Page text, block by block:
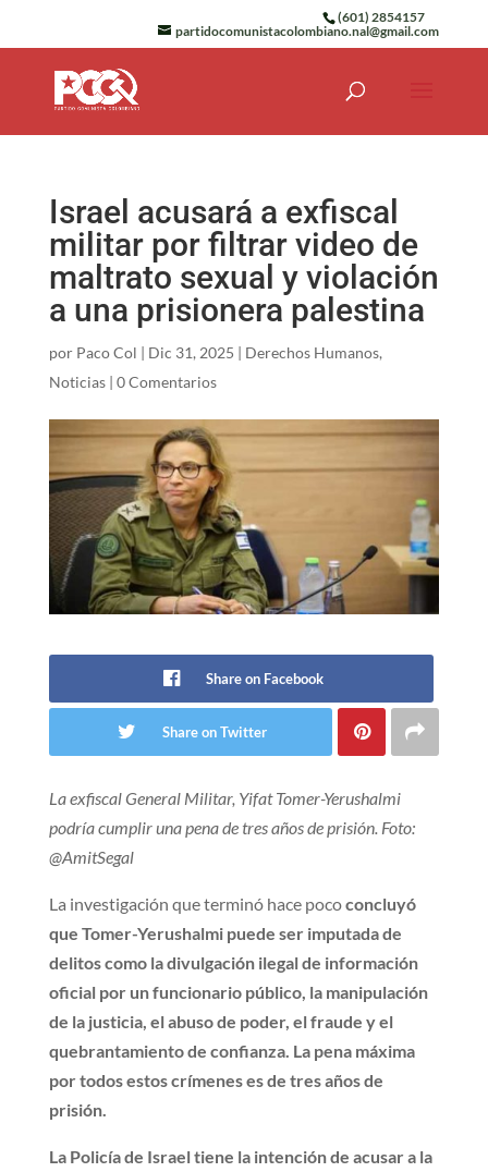
(601) 2854157
partidocomunistacolombiano.nal@gmail.com
Israel acusará a exfiscal
militar por filtrar video de
maltrato sexual y violación
a una prisionera palestina
por Paco Col | Dic 31, 2025 | Derechos Humanos,
Noticias| 0 Comentarios
Share on Facebook
Share on Twitter
La exfiscal General Militar, Yifat Tomer-Yerushalmi
podría cumplir una pena de tres años de prisión. Foto:
@AmitSegal
La investigación que terminó hace pococoncluyó
que Tomer-Yerushalmi puede ser imputada de
delitos como la divulgación ilegal de información
oficial por un funcionario público, la manipulación
de la justicia, el abuso de poder, el fraude y el
quebrantamiento de confianza. La pena máxima
por todos estos crímenes es de tres años de
prisión.
La Policía de Israel tiene la intención de acusar a la